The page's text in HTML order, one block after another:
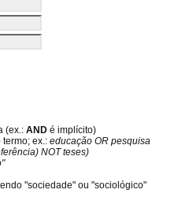
(ex.:AND é implícito)
termo; ex.:educação OR pesquisa
NOT teses)
"sociedade" ou "sociológico"